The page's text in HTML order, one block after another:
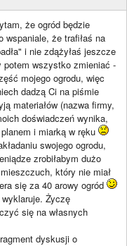
że ogród będzie
wspaniale, że trafiłaś na
i nie zdążyłaś jeszcze
potem wszystko zmieniać -
mojego ogrodu, więc
dadzą Ci na piśmie
materiałów (nazwa firmy,
doświadczeń wynika,
i miarką w ręku
swojego ogrodu,
zrobiłabym dużo
który nie miał
się za 40 arowy ogród
Życzę
się na własnych
dyskusji o